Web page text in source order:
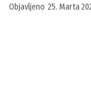
Objavljeno 25. Marta